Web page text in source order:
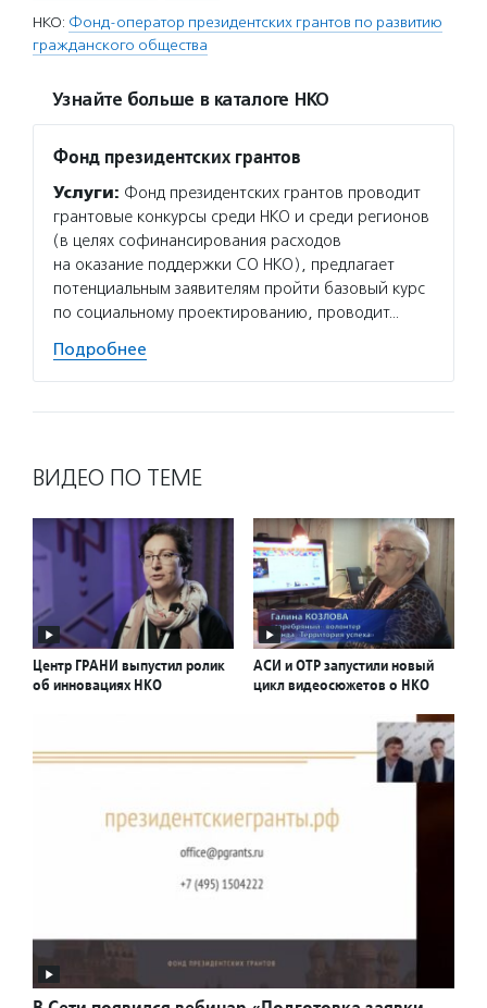
НКО: Фонд-оператор президентских грантов по развитию
гражданского общества
Узнайте больше в каталоге НКО
Фонд президентских грантов
Услуги: Фонд президентских грантов проводит
грантовые конкурсы среди НКО и среди регионов
(в целях софинансирования расходов
на оказание поддержки СО НКО), предлагает
потенциальным заявителям пройти базовый курс
по социальному проектированию, проводит…
Подробнее
ВИДЕО ПО ТЕМЕ
Центр ГРАНИ выпустил ролик
об инновациях НКО
АСИ и ОТР запустили новый
цикл видеосюжетов о НКО